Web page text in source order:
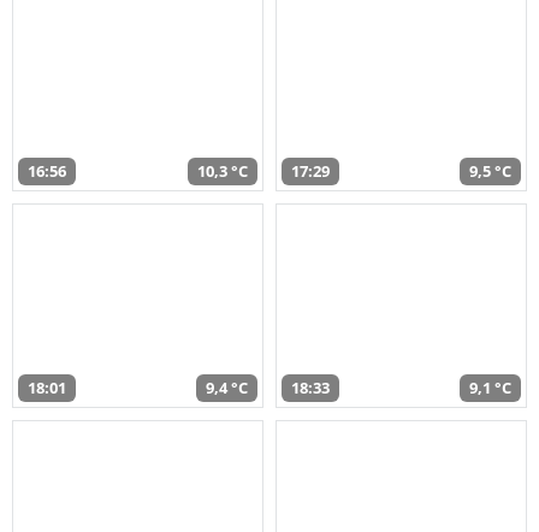
16:56 10,3 °C 17:29 9,5 °C
18:01 9,4 °C 18:33 9,1 °C